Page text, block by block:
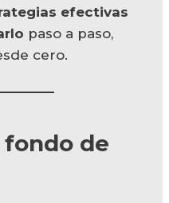
efectivas
paso a paso,
cero.
fondo de